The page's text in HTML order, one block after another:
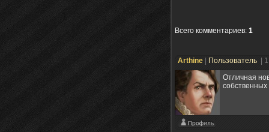
Всего комментариев: 1
Arthine Пользователь
|
Отличная